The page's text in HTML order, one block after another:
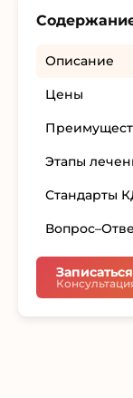
Описание
Цены
Этапы
Стандарты